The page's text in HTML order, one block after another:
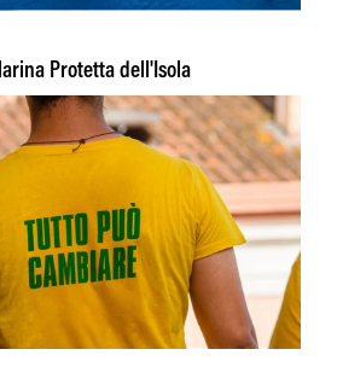
Protetta dell'Isola